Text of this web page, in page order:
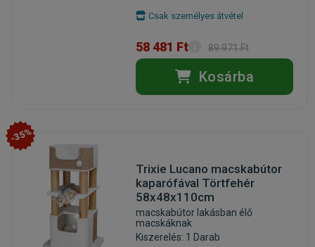
Csak személyes átvétel
58 481 Ft 89 971 Ft
Kosárba
-35%
Trixie Lucano macskabútor
kaparófával Törtfehér
58x48x110cm
macskabútor lakásban élő
macskáknak
Kiszerelés: 1 Darab